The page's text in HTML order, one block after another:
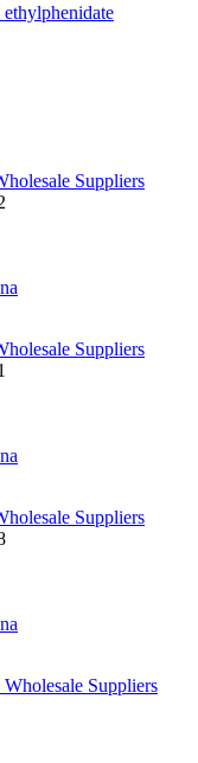
Suppliers
Suppliers
Suppliers
Suppliers